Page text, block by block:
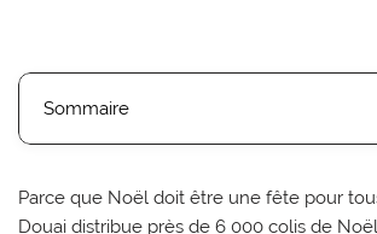
Sommaire
Parce que Noël doit être une fête pour
Douai distribue près de 6 000 colis de